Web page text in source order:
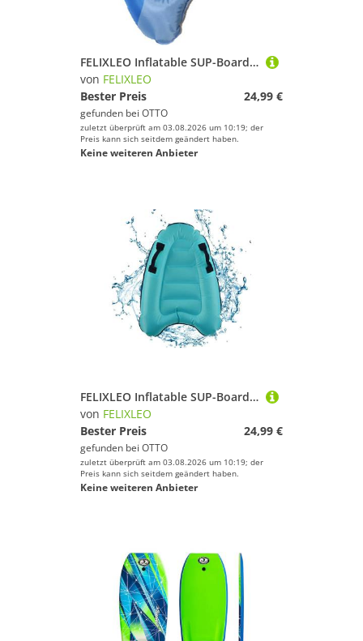
FELIXLEO Inflatable SUP-Board Aufblasbares Bodyboard Kinder Erwachsene Pool Schwimmhilfe ., (1 tlg)
von FELIXLEO
Bester Preis
24,99 €
gefunden bei OTTO
zuletzt überprüft am 03.08.2026 um 10:19; der
Preis kann sich seitdem geändert haben.
Keine weiteren Anbieter
FELIXLEO Inflatable SUP-Board Aufblasbares Bodyboard Kinder Erwachsene Pool Schwimmhilfe Tragbar., (1 tlg)
von FELIXLEO
Bester Preis
24,99 €
gefunden bei OTTO
zuletzt überprüft am 03.08.2026 um 10:19; der
Preis kann sich seitdem geändert haben.
Keine weiteren Anbieter